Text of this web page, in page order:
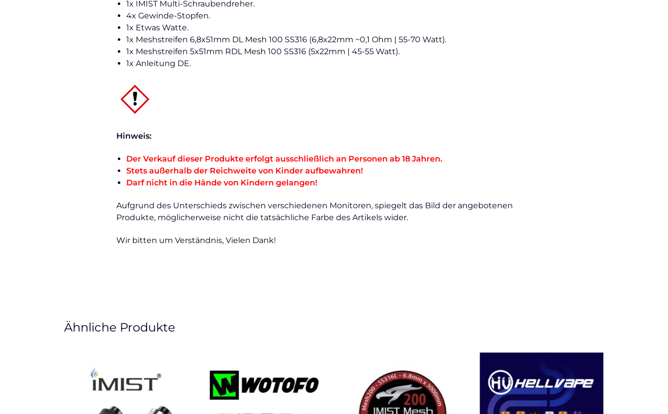
1x IMIST Multi-Schraubendreher.
4x Gewinde-Stopfen.
1x Etwas Watte.
1x Meshstreifen 6,8x51mm DL Mesh 100 SS316 (6,8x22mm ~0,1 Ohm | 55-70 Watt).
1x Meshstreifen 5x51mm RDL Mesh 100 SS316 (5x22mm | 45-55 Watt).
1x Anleitung DE.
Hinweis:
Der Verkauf dieser Produkte erfolgt ausschließlich an Personen ab 18 Jahren.
Stets außerhalb der Reichweite von Kinder aufbewahren!
Darf nicht in die Hände von Kindern gelangen!
Aufgrund des Unterschieds zwischen verschiedenen Monitoren, spiegelt das Bild der angebotenen
Produkte, möglicherweise nicht die tatsächliche Farbe des Artikels wider.
Wir bitten um Verständnis, Vielen Dank!
Ähnliche Produkte